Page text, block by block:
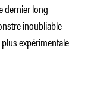
dernier long
inoubliable
expérimentale